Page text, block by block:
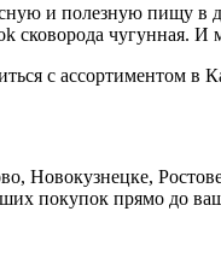
и полезную пищу в
чугунная. И
с ассортиментом в
Новокузнецке,
покупок прямо до